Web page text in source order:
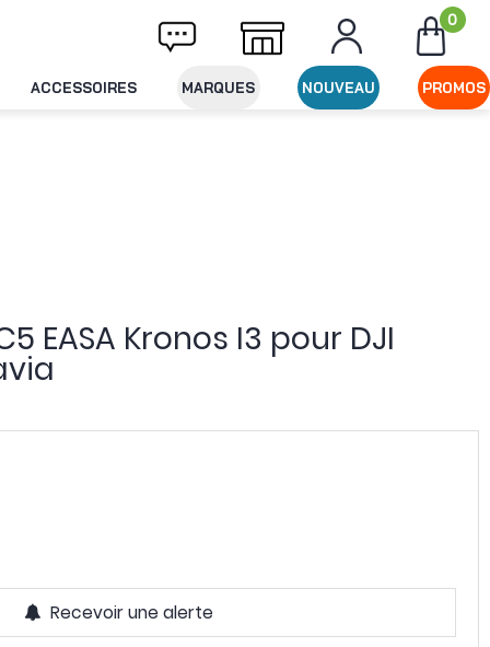
offerte dès 49€ d'achat 0
ACCESSOIRES MARQUES NOUVEAU PROMOS
EASA Kronos I3 pour DJI
Recevoir une alerte